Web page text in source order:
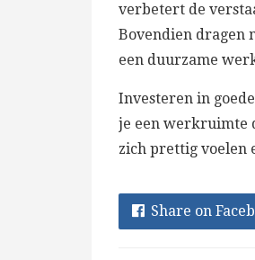
verbetert de
Bovendien dragen
een duurzame
Investeren in
je een werkruimte
zich prettig voelen
Share on